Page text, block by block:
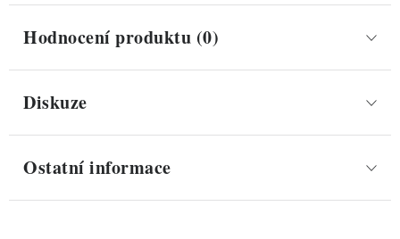
Hodnocení produktu (0)
Diskuze
Ostatní informace